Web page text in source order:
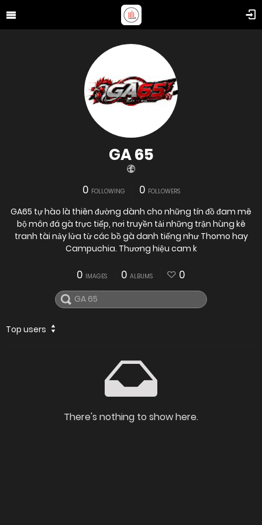
GA 65
0 FOLLOWING 0 FOLLOWERS
GA65 tự hào là thiên đường dành cho những tín đồ đam mê
bộ môn đá gà trực tiếp, nơi truyền tải những trận hùng kê
tranh tài nảy lửa từ các bồ gà danh tiếng như Thomo hay
Campuchia. Thương hiệu cam k
0 IMAGES 0 ALBUMS 0
Top users
There's nothing to show here.